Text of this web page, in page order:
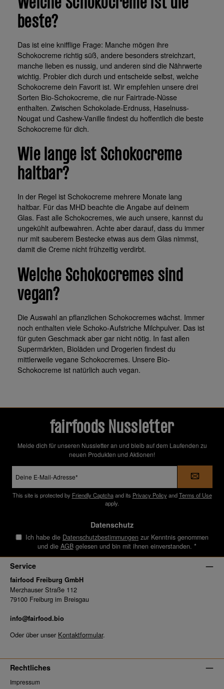
Welche Schokocreme ist die
beste?
Das ist eine knifflige Frage: Manche mögen ihre
Schokocreme richtig süß, andere besonders streichzart,
manche lieben es nussig, und anderen sind die Nährwerte
wichtig. Probier dich durch und entscheide selbst, welche
Schokocreme dein Favorit ist. Wir empfehlen unsere drei
Sorten Bio-Schokocreme, die nur Fairtrade-Nüsse
enthalten. Zwischen Schokolade-Erdnuss, Haselnuss-
Nougat und Cashew-Vanille findest du hoffentlich die beste
Schokocreme für dich.
Wie lange ist Schokocreme
haltbar?
In der Regel ist Schokocreme mehrere Monate lang
haltbar. Für das MHD beachte die Angabe auf deinem
Glas. Fast alle Schokocremes, wie auch unsere, kannst du
ungekühlt aufbewahren. Achte aber darauf, dass du immer
nur mit sauberem Bestecke etwas aus dem Glas nimmst,
damit die Creme nicht frühzeitig verdirbt.
Welche Schokocremes sind
vegan?
Die Auswahl an pflanzlichen Schokocremes wächst. Immer
noch enthalten viele Schoko-Aufstriche Milchpulver. Das ist
für guten Geschmack aber gar nicht nötig. In fast allen
Supermärkten, Bioläden und Drogerien findest du
mittlerweile vegane Schokocremes. Unsere Bio-
Schokocreme ist natürlich auch vegan.
fairfoods Nussletter
Melde dich für unseren Nussletter an und bleib auf dem Laufenden zu
neuen Produkten und Aktionen!
Mail-
*This site is protected by Friendly Captchaand its Privacy Policy andTerms of Use
apply.
Datenschutz
Ich habe die Datenschutzbestimmungen zur Kenntnis genommen
und die AGBgelesen und bin mit ihnen einverstanden. *
Service
fairfood Freiburg GmbH
Merzhauser Straße 112
79100 Freiburg im Breisgau
info@fairfood.bio
Oder über unser Kontaktformular.
Rechtliches
Impressum